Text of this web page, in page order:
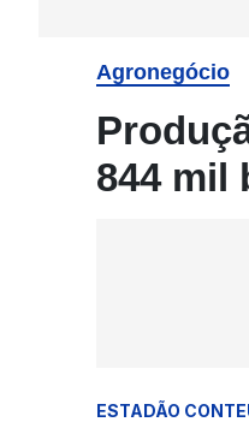
Agronegócio
844 mil
ESTADÃO